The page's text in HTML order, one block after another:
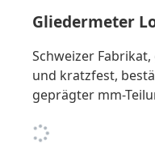
Gliedermeter
Schweizer
und kratzfest,
geprägter mm-